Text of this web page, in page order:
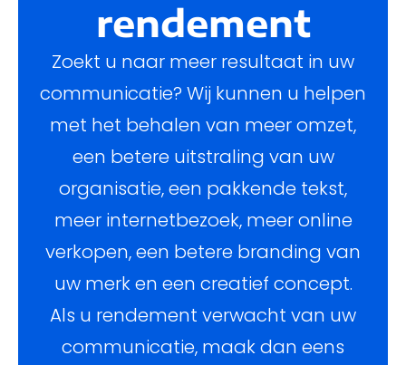
rendement
Zoekt u naar meer resultaat in uw
communicatie? Wij kunnen u helpen
met het behalen van meer omzet,
een betere uitstraling van uw
organisatie, een pakkende tekst,
meer internetbezoek, meer online
verkopen, een betere branding van
uw merk en een creatief concept.
Als u rendement verwacht van uw
communicatie, maak dan eens